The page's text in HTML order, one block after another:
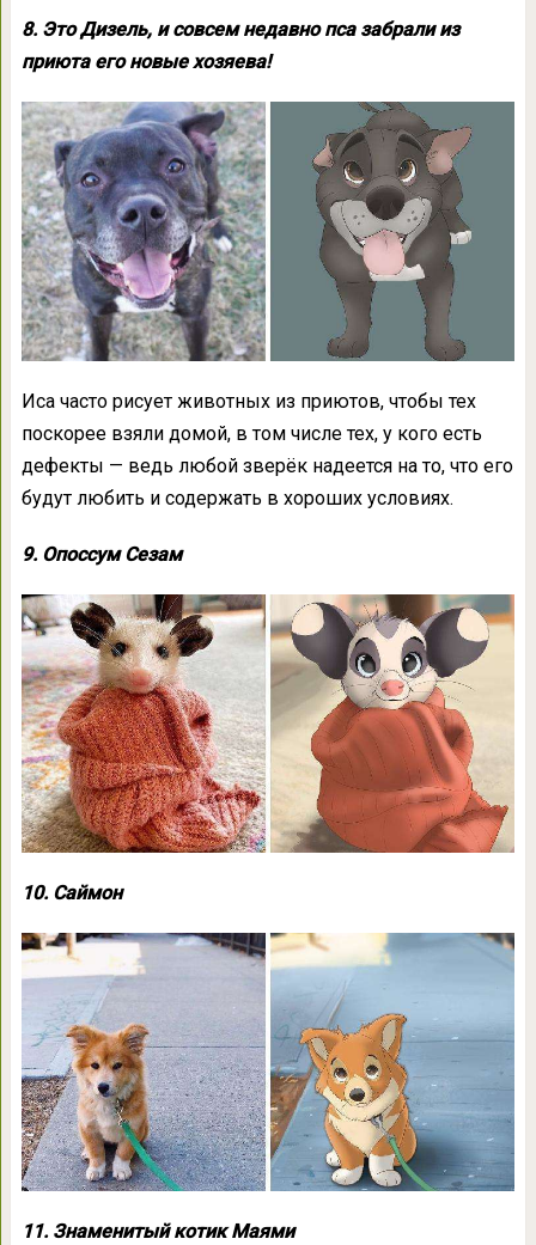
8. Это Дизель, и совсем недавно пса забрали из
приюта его новые хозяева!
Иса часто рисует животных из приютов, чтобы тех
поскорее взяли домой, в том числе тех, у кого есть
дефекты — ведь любой зверёк надеется на то, что его
будут любить и содержать в хороших условиях.
9. Опоссум Сезам
10. Саймон
11. Знаменитый котик Маями